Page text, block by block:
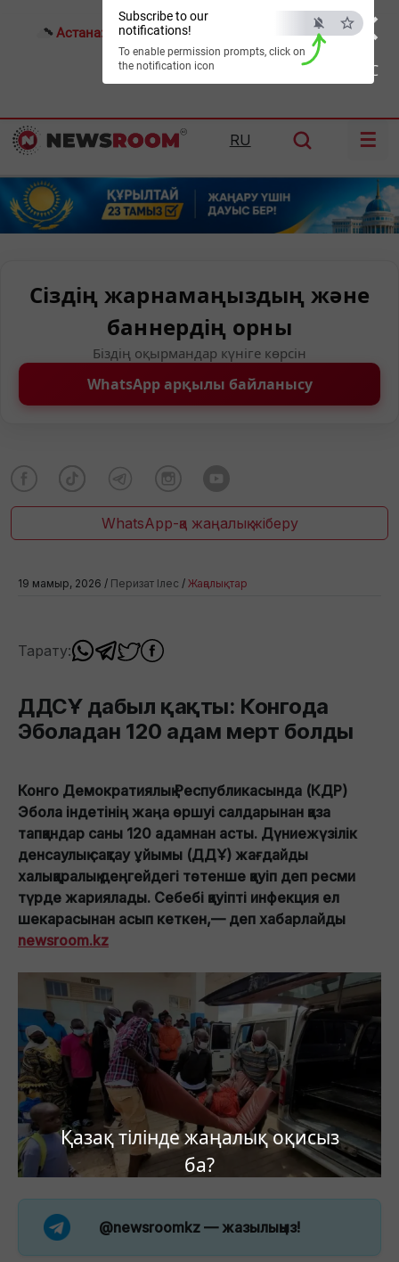
×
ESC
Қазақ тілінде жаңалық оқисыз
ба?
Subscribe to our
notifications!
To enable permission prompts, click on
the notification icon
Астана: 19°C Алматы: Шымкент:29°C
RU ☰
Сіздің жарнамаңыздың және
баннердің орны
Біздің оқырмандар күніге көрсін
WhatsApp арқылы байланысу
WhatsApp-қа жаңалық жіберу
19 мамыр, 2026 / Перизат Ілес / Жаңалықтар
Тарату:
ДДСҰ дабыл қақты: Конгода
Эболадан 120 адам мерт болды
Конго Демократиялық Республикасында (КДР)
Эбола індетінің жаңа өршуі салдарынан қаза
тапқандар саны 120 адамнан асты. Дүниежүзілік
денсаулық сақтау ұйымы (ДДҰ) жағдайды
халықаралық деңгейдегі төтенше қауіп деп ресми
түрде жариялады. Себебі қауіпті инфекция ел
шекарасынан асып кеткен,— деп хабарлайды
newsroom.kz
@newsroomkz — жазылыңыз!